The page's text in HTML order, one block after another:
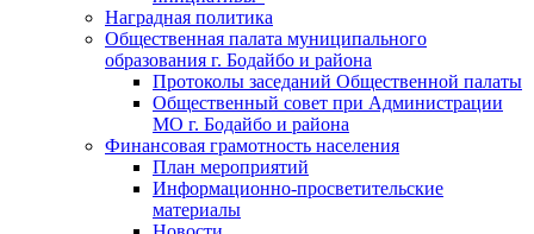
Наградная политика
Общественная палата муниципального
образования г. Бодайбо и района
Протоколы заседаний Общественной палаты
Общественный совет при Администрации
МО г. Бодайбо и района
Финансовая грамотность населения
План мероприятий
Информационно-просветительские
материалы